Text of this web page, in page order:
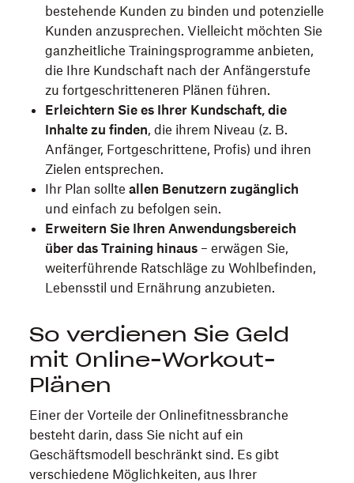
bestehende Kunden zu binden und potenzielle
Kunden anzusprechen. Vielleicht möchten Sie
ganzheitliche Trainingsprogramme anbieten,
die Ihre Kundschaft nach der Anfängerstufe
zu fortgeschritteneren Plänen führen.
Erleichtern Sie es Ihrer Kundschaft, die
Inhalte zu finden, die ihrem Niveau (z. B.
Anfänger, Fortgeschrittene, Profis) und ihren
Zielen entsprechen.
Ihr Plan sollteallen Benutzern zugänglich
und einfach zu befolgen sein.
Erweitern Sie Ihren Anwendungsbereich
über das Training hinaus – erwägen Sie,
weiterführende Ratschläge zu Wohlbefinden,
Lebensstil und Ernährung anzubieten.
So verdienen Sie Geld
mit Online-Workout-
Plänen
Einer der Vorteile der Onlinefitnessbranche
besteht darin, dass Sie nicht auf ein
Geschäftsmodell beschränkt sind. Es gibt
verschiedene Möglichkeiten, aus Ihrer